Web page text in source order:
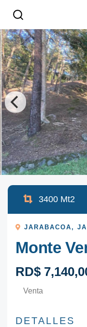
3400 Mt2
JARABACOA ,
Monte
RD$
Venta
DETALLES